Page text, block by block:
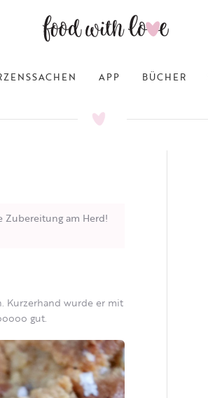
APP BÜCHER
Zubereitung am Herd!
Kurzerhand wurde er mit
gut.